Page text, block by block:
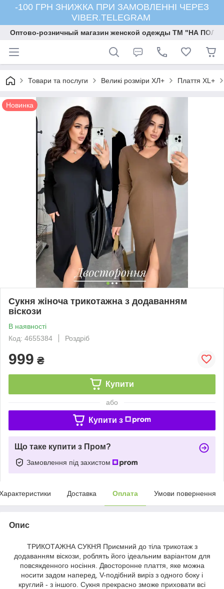
-100 ГРН ЗНИЖКА ПРИ ЗАМОВЛЕННІ ЧЕРЕЗ
VIBER.TELEGRAM
Оптово-розничный магазин женской одежды ТМ "НА
Товари та послуги Великі розміри ХЛ+ Плаття ХL+
Новинка
Сукня жіноча трикотажна з додаванням
віскози
В наявності
Код: 4655384
Роздріб
999 ₴
Купити
або
Купити з
Що таке купити з Пром?
Замовлення під захистом
Доставка Оплата Умови повернення
Опис
ТРИКОТАЖНА СУКНЯ Приємний до тіла трикотаж з
додаванням віскози, роблять його ідеальним варіантом для
повсякденного носіння. Двосторонне плаття, яке можна
носити задом наперед, V-подібний виріз з одного боку і
круглий - з іншого. Сукня прекрасно зможе приховати всі